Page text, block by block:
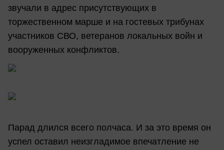
звучали в адрес присутствующих в
торжественном марше и на гостевых трибунах
участников СВО, ветеранов локальных войн и
вооруженных конфликтов.
Парад длился всего полчаса. И за это время он
успел оставил неизгладимое впечатление не